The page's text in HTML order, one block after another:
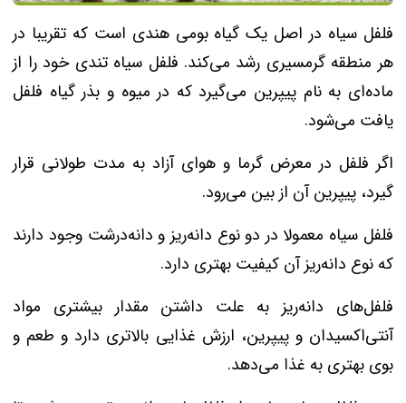
فلفل سیاه در اصل یک گیاه بومی هندی است که تقریبا در
هر منطقه گرمسیری رشد می‌کند. فلفل سیاه تندی خود را از
ماده‌ای به نام پیپرین می‌گیرد که در میوه و بذر گیاه فلفل
یافت می‌شود.
اگر فلفل در معرض گرما و هوای آزاد به مدت طولانی قرار
گیرد، پیپرین آن از بین می‌رود.
فلفل سیاه معمولا در دو نوع دانه‌ریز و دانه‌درشت وجود دارند
که نوع دانه‌ریز آن کیفیت بهتری دارد.
فلفل‌های دانه‌ریز به علت داشتن مقدار بیشتری مواد
آنتی‌اکسیدان و پیپرین، ارزش غذایی بالاتری دارد و طعم و
بوی بهتری به غذا می‌دهد.